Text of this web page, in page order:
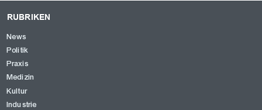
RUBRIKEN
News
Politik
Praxis
Medizin
Kultur
Industrie